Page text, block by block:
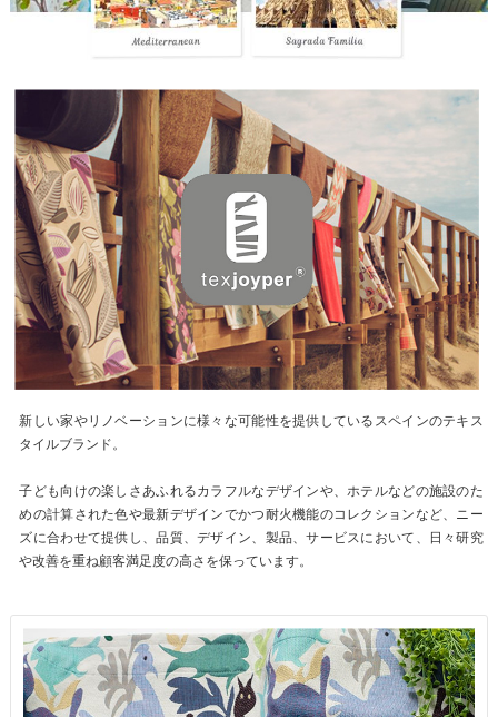
新しい家やリノベーションに様々な可能性を提供しているスペインのテキス
タイルブランド。
子ども向けの楽しさあふれるカラフルなデザインや、ホテルなどの施設のた
めの計算された色や最新デザインでかつ耐火機能のコレクションなど、ニー
ズに合わせて提供し、品質、デザイン、製品、サービスにおいて、日々研究
や改善を重ね顧客満足度の高さを保っています。